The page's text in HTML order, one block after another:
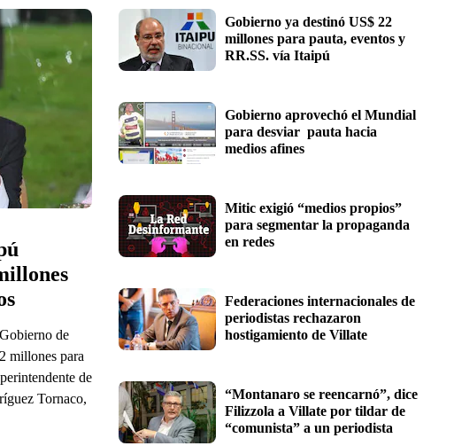
de
millones para
de
Tornaco,
Gobierno ya destinó US$ 22
millones para pauta, eventos y
RR.SS. vía Itaipú
Gobierno aprovechó el Mundial
para desviar  pauta hacia
medios afines
Mitic exigió “medios propios”
para segmentar la propaganda
en redes
Federaciones internacionales de
periodistas rechazaron
hostigamiento de Villate
“Montanaro se reencarnó”, dice
Filizzola a Villate por tildar de
“comunista” a un periodista